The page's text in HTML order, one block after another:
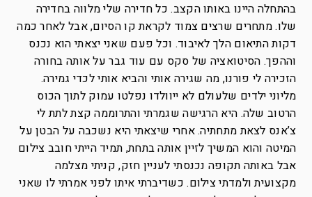
בהתחלה היינו באותו הקצב. כל חדירה שלי מלווה בחדירה
שלו. מתחרים שרצים צמוד לקראת קו הסיום, אבל לאחר כמה
דקות התיאום הלך לאיבוד. וכל פעם שאני יצאתי הוא נכנס
וההפך. הסיטואציה של סקס עם עוד גבר על אותה בחורה
הזכירה לי פורנו, מה שגירה אותי והביא אותי לכדי גמירה.
מליוני ילדים שלעולם לא ייוולדו נפלטו עמוק לתוך הכוס
הרטוב שלה. היא הרגישה שגמרתי והתרוממה קצת לתת לי
צ’אנס לצאת מתחתיה. אחרי שיצאתי היא נשכבה על הבטן על
המיטה והוא המשיך לזיין אותה בתחת, תמיד הייתי חובב צילום
אבל באותה תקופה נכנסתי לעניין חזק, קניתי מצלמה
מקצועית ולמדתי צילום. כשדיברתי איתו לפני אמרתי לו שאני